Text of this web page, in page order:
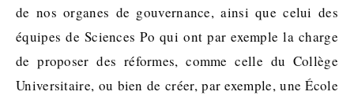
de nos organes de gouvernance, ainsi que celui des
équipes de Sciences Po qui ont par exemple la charge
de proposer des réformes, comme celle du Collège
Universitaire, ou bien de créer, par exemple, une École